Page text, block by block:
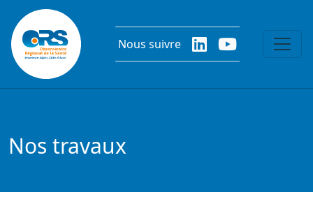
Aller au contenu principal
Nous suivre
Nos travaux